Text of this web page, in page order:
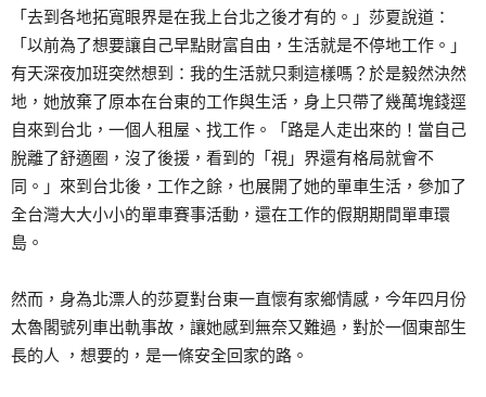
「去到各地拓寬眼界是在我上台北之後才有的。」莎夏說道：
「以前為了想要讓自己早點財富自由，生活就是不停地工作。」
有天深夜加班突然想到：我的生活就只剩這樣嗎？於是毅然決然
地，她放棄了原本在台東的工作與生活，身上只帶了幾萬塊錢逕
自來到台北，一個人租屋、找工作。「路是人走出來的！當自己
脫離了舒適圈，沒了後援，看到的「視」界還有格局就會不
同。」來到台北後，工作之餘，也展開了她的單車生活，參加了
全台灣大大小小的單車賽事活動，還在工作的假期期間單車環
島。
然而，身為北漂人的莎夏對台東一直懷有家鄉情感，今年四月份
太魯閣號列車出軌事故，讓她感到無奈又難過，對於一個東部生
長的人 ，想要的，是一條安全回家的路。